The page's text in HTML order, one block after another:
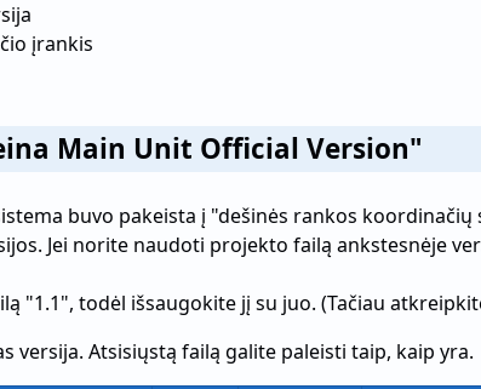
įrankis
Main Unit Official Version"
buvo pakeista į "dešinės rankos
Jei norite naudoti projekto failą ankstesnėje
"1.1", todėl išsaugokite jį su juo. (Tačiau
versija. Atsisiųstą failą galite paleisti taip, kaip yra.